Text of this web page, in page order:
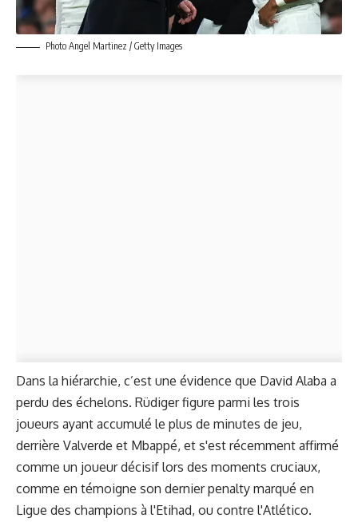
Photo Angel Martinez / Getty Images
Dans la hiérarchie, c’est une évidence que David Alaba a
perdu des échelons. Rüdiger figure parmi les trois
joueurs ayant accumulé le plus de minutes de jeu,
derrière Valverde et Mbappé, et s'est récemment affirmé
comme un joueur décisif lors des moments cruciaux,
comme en témoigne son dernier penalty marqué en
Ligue des champions à l'Etihad, ou contre l'Atlético.